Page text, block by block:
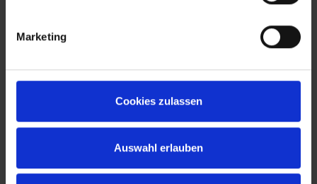
Marketing
Cookies zulassen
Auswahl erlauben